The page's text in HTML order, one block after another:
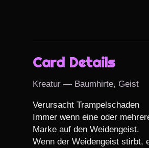
Card Details
Kreatur — Baumhirte, Geist
Verursacht Trampelschaden
Immer wenn eine oder
Marke auf den Weidengeist.
Wenn der Weidengeist stirbt,